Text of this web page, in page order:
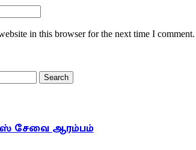
in this browser for the next time I comment.
பஸ் சேவை ஆரம்பம்